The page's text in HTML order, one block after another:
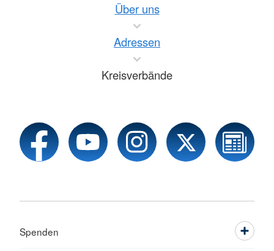
Über uns
Adressen
Kreisverbände
Spenden